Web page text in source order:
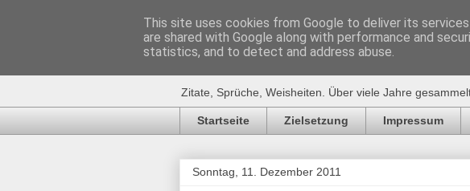
Zitat-Seite.de
Zitate, Sprüche, Weisheiten. Über viele Jahre
Startseite Zielsetzung Impressum
Sonntag, 11. Dezember 2011
This site uses cookies from Google to deliver its
are shared with Google along with performance and
statistics, and to detect and address abuse.